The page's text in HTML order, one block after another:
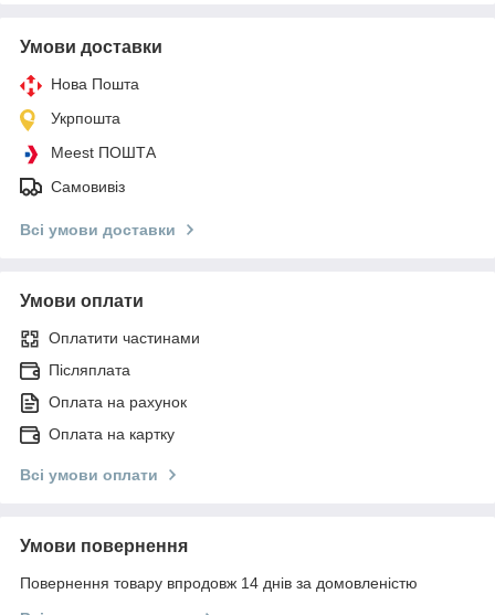
Умови доставки
Нова Пошта
Укрпошта
Meest ПОШТА
Самовивіз
Всі умови доставки
Умови оплати
Оплатити частинами
Післяплата
Оплата на рахунок
Оплата на картку
Всі умови оплати
Умови повернення
Повернення товару впродовж 14 днів за домовленістю